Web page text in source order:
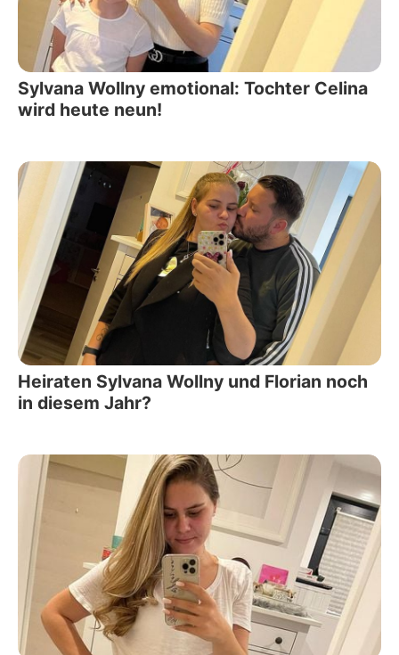
Sylvana Wollny emotional: Tochter Celina
wird heute neun!
Heiraten Sylvana Wollny und Florian noch
in diesem Jahr?